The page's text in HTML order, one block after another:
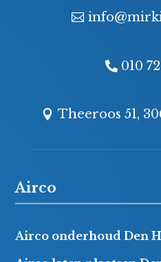
010
Theeroos 51,
Airco
Airco onderhoud Den